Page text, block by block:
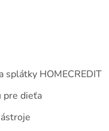
splátky HOMECREDIT
pre dieťa